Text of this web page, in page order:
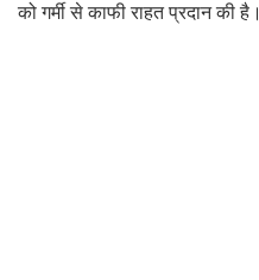
को गर्मी से काफी राहत प्रदान की है।